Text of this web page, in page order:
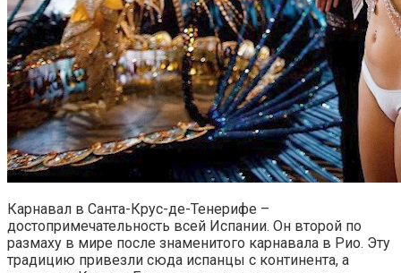
Карнавал в Санта-Круc-де-Тенерифе –
достопримечательность всей Испании. Он второй по
размаху в мире после знаменитого карнавала в Рио. Эту
традицию привезли сюда испанцы с континента, а